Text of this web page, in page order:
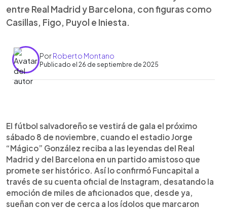
entre Real Madrid y Barcelona, con figuras como
Casillas, Figo, Puyol e Iniesta.
PorRoberto Montano
Publicado el 26 de septiembre de 2025
► Escuchar artículo
El fútbol salvadoreño se vestirá de gala el próximo
sábado 8 de noviembre, cuando el estadio Jorge
“Mágico” González reciba a las leyendas del Real
Madrid y del Barcelona en un partido amistoso que
promete ser histórico. Así lo confirmó Funcapital a
través de su cuenta oficial de Instagram, desatando la
emoción de miles de aficionados que, desde ya,
sueñan con ver de cerca a los ídolos que marcaron